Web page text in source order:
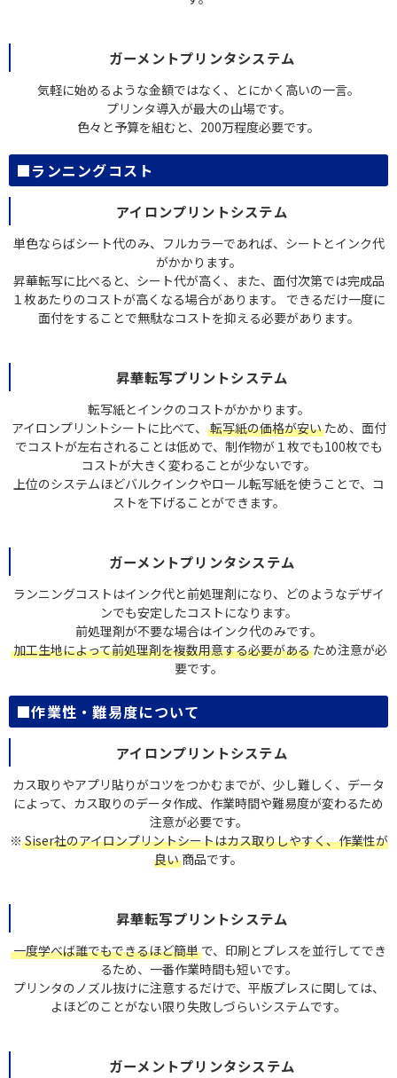
ガーメントプリンタシステム
気軽に始めるような金額ではなく、とにかく高いの一言。
プリンタ導入が最大の山場です。
色々と予算を組むと、200万程度必要です。
■ランニングコスト
アイロンプリントシステム
単色ならばシート代のみ、フルカラーであれば、シートとインク代
がかかります。
昇華転写に比べると、シート代が高く、また、面付次第では完成品
１枚あたりのコストが高くなる場合があります。 できるだけ一度に
面付をすることで無駄なコストを抑える必要があります。
昇華転写プリントシステム
転写紙とインクのコストがかかります。
アイロンプリントシートに比べて、
転写紙の価格が安いため、面付
でコストが左右されることは低めで、制作物が１枚でも100枚でも
コストが大きく変わることが少ないです。
上位のシステムほどバルクインクやロール転写紙を使うことで、コ
ストを下げることができます。
ガーメントプリンタシステム
ランニングコストはインク代と前処理剤になり、どのようなデザイ
ンでも安定したコストになります。
前処理剤が不要な場合はインク代のみです。
加工生地によって前処理剤を複数用意する必要があるため注意が必
要です。
■作業性・難易度について
アイロンプリントシステム
カス取りやアプリ貼りがコツをつかむまでが、少し難しく、データ
によって、カス取りのデータ作成、作業時間や難易度が変わるため
注意が必要です。
※ Siser社のアイロンプリントシートはカス取りしやすく、作業性が
良い 商品です。
昇華転写プリントシステム
一度学べば誰でもできるほど簡単 で、印刷とプレスを並行してでき
るため、一番作業時間も短いです。
プリンタのノズル抜けに注意するだけで、平版プレスに関しては、
よほどのことがない限り失敗しづらいシステムです。
ガーメントプリンタシステム